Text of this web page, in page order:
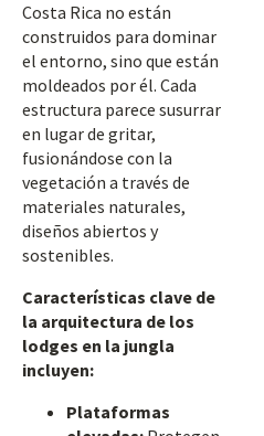
Costa Rica no están
construidos para dominar
el entorno, sino que están
moldeados por él. Cada
estructura parece susurrar
en lugar de gritar,
fusionándose con la
vegetación a través de
materiales naturales,
diseños abiertos y
sostenibles.
Características clave de
la arquitectura de los
lodges en la jungla
incluyen:
Plataformas